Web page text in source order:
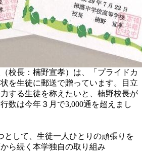
校長：楠野宣孝）は、「プライドカ
を生徒に郵送で贈っています。目立
する生徒を称えたいと、楠野校長が
数は今年３月で3,000通を超えまし
として、生徒一人ひとりの頑張りを
ら続く本学独自の取り組み